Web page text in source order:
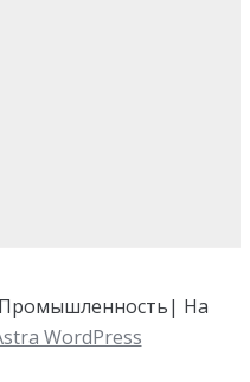
На
WordPress